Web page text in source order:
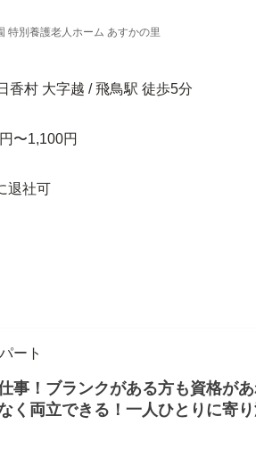
特別養護老人ホーム あすかの里
香村 大字越 / 飛鳥駅 徒歩5分
〜1,100円
退社可
ート
事！ブランクがある方も資格が
く両立できる！一人ひとりに寄